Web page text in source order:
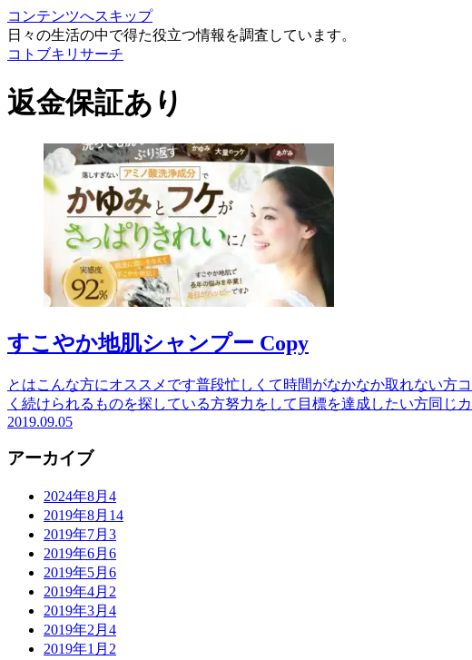
コンテンツへスキップ
日々の生活の中で得た役立つ情報を調査しています。
コトブキリサーチ
返金保証あり
すこやか地肌シャンプー Copy
とはこんな方にオススメです普段忙しくて時間がなかなか取れない方
く続けられるものを探している方努力をして目標を達成したい方同じ
2019.09.05
アーカイブ
2024年8月 4
2019年8月 14
2019年7月 3
2019年6月 6
2019年5月 6
2019年4月 2
2019年3月 4
2019年2月 4
2019年1月 2